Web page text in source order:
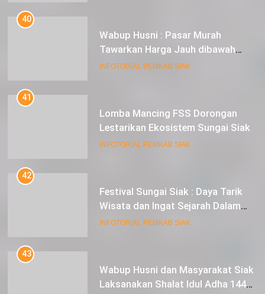
40
Wabup Husni : Pasar Murah
Tawarkan Harga Jauh dibawah
Pasar Tradisional
INFOTORIAL PEMKAB SIAK
41
Lomba Mancing FSS Dorongan
Lestarikan Ekosistem Sungai Siak
INFOTORIAL PEMKAB SIAK
42
Festival Sungai Siak : Daya Tarik
Wisata dan Ingat Sejarah Dalam
Lestarikan Peradaban
INFOTORIAL PEMKAB SIAK
43
Wabup Husni dan Masyarakat Siak
Laksanakan Shalat Idul Adha 1445